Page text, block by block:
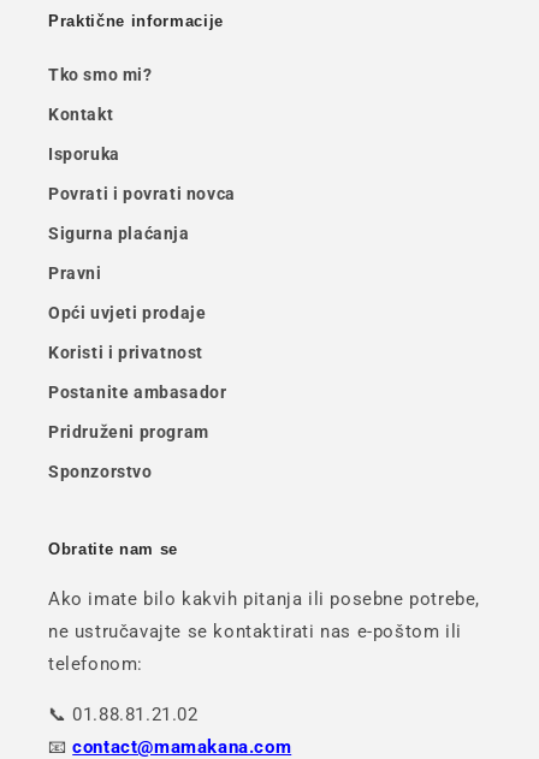
Praktične informacije
Tko smo mi?
Kontakt
Isporuka
Povrati i povrati novca
Sigurna plaćanja
Pravni
Opći uvjeti prodaje
Koristi i privatnost
Postanite ambasador
Pridruženi program
Sponzorstvo
Obratite nam se
Ako imate bilo kakvih pitanja ili posebne potrebe,
ne ustručavajte se kontaktirati nas e-poštom ili
telefonom:
📞 01.88.81.21.02
📧contact@mamakana.com